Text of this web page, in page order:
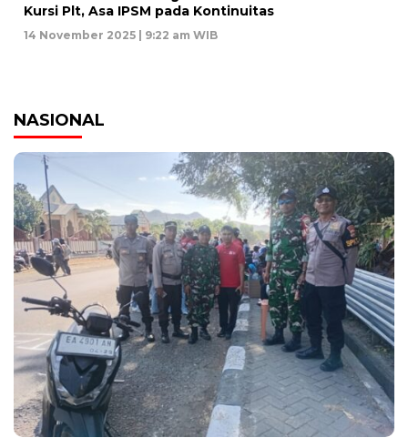
Kursi Plt, Asa IPSM pada Kontinuitas
14 November 2025 | 9:22 am WIB
NASIONAL